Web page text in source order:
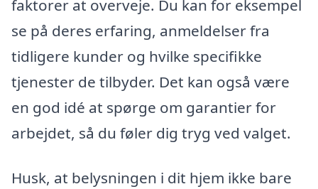
faktorer at overveje. Du kan for eksempel
se på deres erfaring, anmeldelser fra
tidligere kunder og hvilke specifikke
tjenester de tilbyder. Det kan også være
en god idé at spørge om garantier for
arbejdet, så du føler dig tryg ved valget.
Husk, at belysningen i dit hjem ikke bare